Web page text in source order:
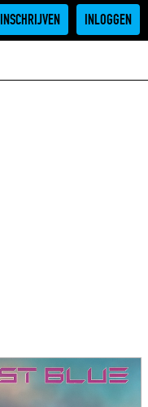
INSCHRIJVEN INLOGGEN